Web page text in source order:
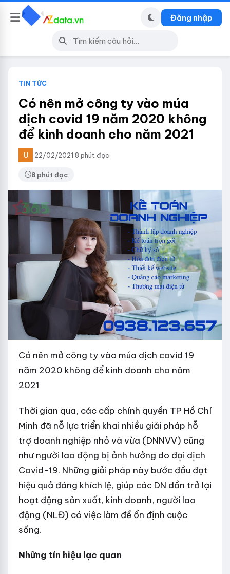
Đăng nhập
TIN TỨC
Có nên mở công ty vào múa
dịch covid 19 năm 2020 không
để kinh doanh cho năm 2021
·22/02/2021·8 phút đọc
8 phút đọc
Có nên mở công ty vào múa dịch covid 19
năm 2020 không để kinh doanh cho năm
2021
Thời gian qua, các cấp chính quyền TP Hồ Chí
Minh đã nỗ lực triển khai nhiều giải pháp hỗ
trợ doanh nghiệp nhỏ và vừa (DNNVV) cũng
như người lao động bị ảnh hưởng do đại dịch
Covid-19. Những giải pháp này bước đầu đạt
hiệu quả đáng khích lệ, giúp các DN dần trở lại
hoạt động sản xuất, kinh doanh, người lao
động (NLĐ) có việc làm để ổn định cuộc
sống.
Những tín hiệu lạc quan